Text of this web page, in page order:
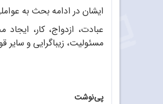
ایشان در ادامه بحث به
عبادت، ازدواج، کار،
مسئولیت، زیباگرایی و سایر
پی‌نوشت